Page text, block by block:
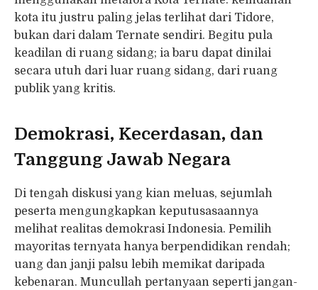
kota itu justru paling jelas terlihat dari Tidore,
bukan dari dalam Ternate sendiri. Begitu pula
keadilan di ruang sidang; ia baru dapat dinilai
secara utuh dari luar ruang sidang, dari ruang
publik yang kritis.
Demokrasi, Kecerdasan, dan
Tanggung Jawab Negara
Di tengah diskusi yang kian meluas, sejumlah
peserta mengungkapkan keputusasaannya
melihat realitas demokrasi Indonesia. Pemilih
mayoritas ternyata hanya berpendidikan rendah;
uang dan janji palsu lebih memikat daripada
kebenaran. Muncullah pertanyaan seperti jangan-